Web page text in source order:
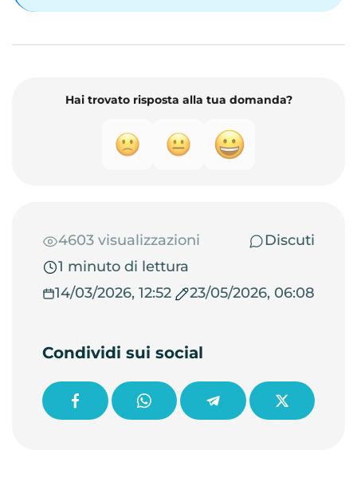
Hai trovato risposta alla tua domanda?
4603 visualizzazioni
Discuti
1 minuto di lettura
14/03/2026, 12:52
23/05/2026, 06:08
Condividi sui social